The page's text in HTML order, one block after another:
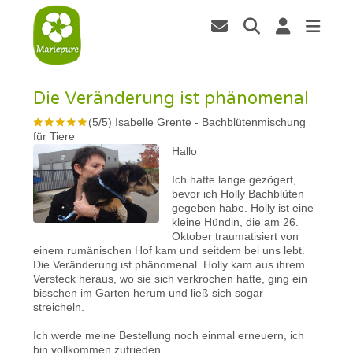
Die Veränderung ist phänomenal
(5/5) Isabelle Grente - Bachblütenmischung
für Tiere
Hallo
Ich hatte lange gezögert,
bevor ich Holly Bachblüten
gegeben habe. Holly ist eine
kleine Hündin, die am 26.
Oktober traumatisiert von
einem rumänischen Hof kam und seitdem bei uns lebt.
Die Veränderung ist phänomenal. Holly kam aus ihrem
Versteck heraus, wo sie sich verkrochen hatte, ging ein
bisschen im Garten herum und ließ sich sogar
streicheln.
Ich werde meine Bestellung noch einmal erneuern, ich
bin vollkommen zufrieden.